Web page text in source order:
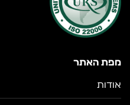
מפת האתר
אודות